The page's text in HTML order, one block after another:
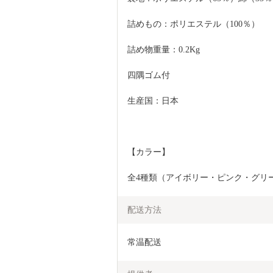
詰めもの：ポリエステル（100％）
詰め物重量：0.2Kg
四隅ゴム付
生産国：日本
【カラー】
全4種類（アイボリー・ピンク・グリ
配送方法
常温配送